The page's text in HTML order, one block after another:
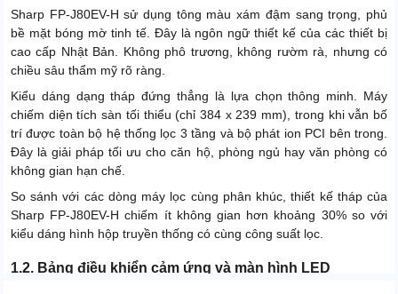
Sharp FP-J80EV-H sử dụng tông màu xám đậm sang trọng, phủ
bề mặt bóng mờ tinh tế. Đây là ngôn ngữ thiết kế của các thiết bị
cao cấp Nhật Bản. Không phô trương, không rườm rà, nhưng có
chiều sâu thẩm mỹ rõ ràng.
Kiểu dáng dạng tháp đứng thẳng là lựa chọn thông minh. Máy
chiếm diện tích sàn tối thiểu (chỉ 384 x 239 mm), trong khi vẫn bố
trí được toàn bộ hệ thống lọc 3 tầng và bộ phát ion PCI bên trong.
Đây là giải pháp tối ưu cho căn hộ, phòng ngủ hay văn phòng có
không gian hạn chế.
So sánh với các dòng máy lọc cùng phân khúc, thiết kế tháp của
Sharp FP-J80EV-H chiếm ít không gian hơn khoảng 30% so với
kiểu dáng hình hộp truyền thống có cùng công suất lọc.
1.2. Bảng điều khiển cảm ứng và màn hình LED